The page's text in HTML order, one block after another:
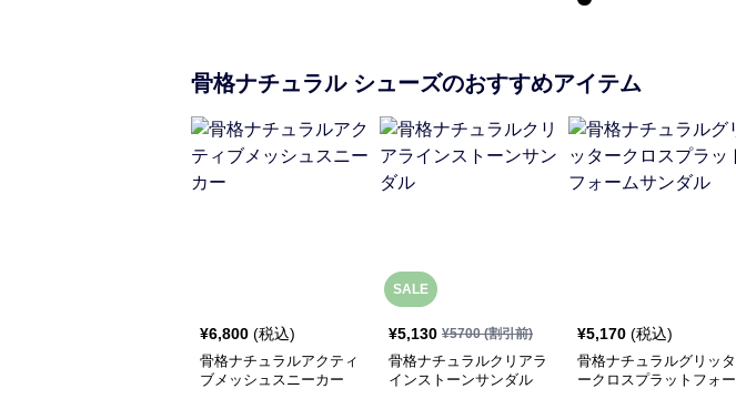
骨格ナチュラル シューズのおすすめアイテム
¥6,800 (税込)
骨格ナチュラルアクティ
ブメッシュスニーカー
SALE
¥5,130 ¥5700(割引前)
骨格ナチュラルクリアラ
インストーンサンダル
¥5,170 (税込)
骨格ナチュラルグリッタ
ークロスプラットフォー